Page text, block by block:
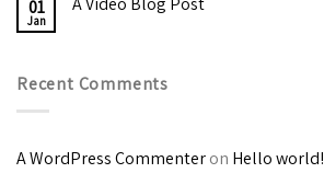
01
Jan
Recent Comments
A WordPress Commenteron Hello world!